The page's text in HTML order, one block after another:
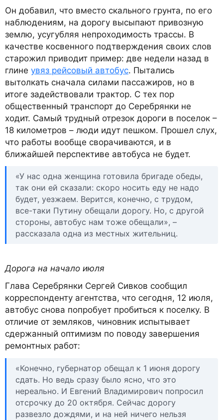
Он добавил, что вместо скального грунта, по его
наблюдениям, на дорогу высыпают привозную
землю, усугубляя непроходимость трассы. В
качестве косвенного подтверждения своих слов
старожил приводит пример: две недели назад в
глине увяз рейсовый автобус. Пытались
вытолкать сначала силами пассажиров, но в
итоге задействовали трактор. С тех пор
общественный транспорт до Серебрянки не
ходит. Самый трудный отрезок дороги в поселок –
18 километров – люди идут пешком. Прошел слух,
что работы вообще сворачиваются, и в
ближайшей перспективе автобуса не будет.
«У нас одна женщина готовила бригаде обеды,
так они ей сказали: скоро носить еду не надо
будет, уезжаем. Верится, конечно, с трудом,
все-таки Путину обещали дорогу. Но, с другой
стороны, автобус нам тоже обещали», –
рассказала одна из местных жительниц.
Дорога на начало июля
Глава Серебрянки Сергей Сивков сообщил
корреспонденту агентства, что сегодня, 12 июля,
автобус снова попробует пробиться к поселку. В
отличие от земляков, чиновник испытывает
сдержанный оптимизм по поводу завершения
ремонтных работ:
«Конечно, губернатор обещал к 1 июня дорогу
сдать. Но ведь сразу было ясно, что это
нереально. И Евгений Владимирович попросил
отсрочку до 20 октября. Сейчас дорогу
развезло дождями, и на ней ничего нельзя